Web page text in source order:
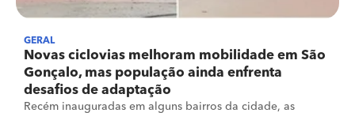
GERAL
Novas ciclovias melhoram mobilidade em São
Gonçalo, mas população ainda enfrenta
desafios de adaptação
Recém inauguradas em alguns bairros da cidade, as